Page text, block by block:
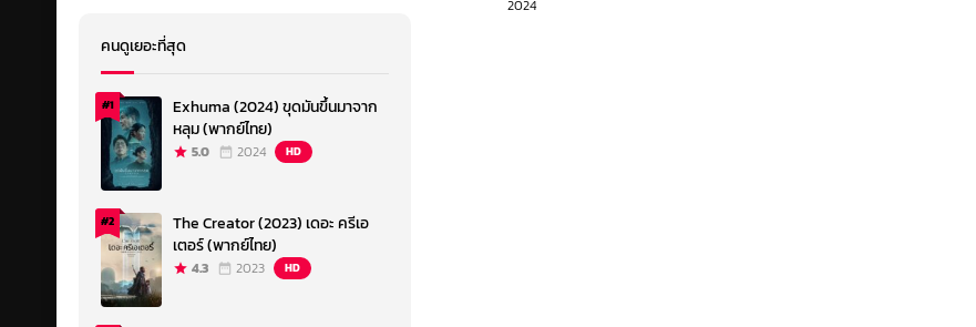
2024
คนดูเยอะที่สุด
#1
Exhuma (2024) ขุดมันขึ้นมาจาก
หลุม (พากย์ไทย)
5.0 2024 HD
#2
The Creator (2023) เดอะ ครีเอ
เตอร์ (พากย์ไทย)
4.3 2023 HD